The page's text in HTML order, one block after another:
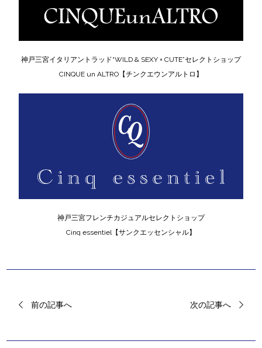
神戸三宮イタリアントラッド“WILD & SEXY + CUTE”セレクトショップ
CINQUE un ALTRO【チンクエウンアルトロ】
神戸三宮フレンチカジュアルセレクトショップ
Cinq essentiel【サンクエッセンシャル】
前の記事へ 次の記事へ